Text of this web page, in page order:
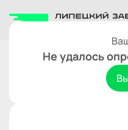
Не удалось
тент Титан